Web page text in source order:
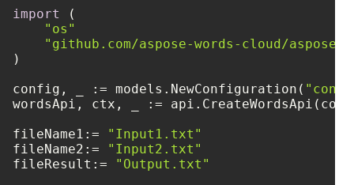
import
(
"os"
"github.com/aspose-words-cloud/
)
config, _ := models.NewConfiguration(
wordsApi, ctx, _ :=
fileName1:=
"Input1.txt"
fileName2:=
"Input2.txt"
fileResult:=
"Output.txt"